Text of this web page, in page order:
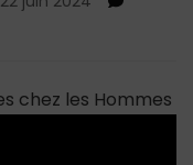
chez les Hommes